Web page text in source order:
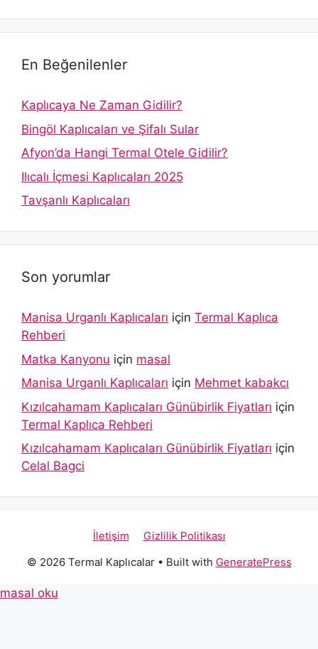
En Beğenilenler
Kaplıcaya Ne Zaman Gidilir?
Bingöl Kaplıcaları ve Şifalı Sular
Afyon’da Hangi Termal Otele Gidilir?
Ilıcalı İçmesi Kaplıcaları 2025
Tavşanlı Kaplıcaları
Son yorumlar
Manisa Urganlı Kaplıcaları için Termal Kaplıca
Rehberi
Matka Kanyonu için masal
Manisa Urganlı Kaplıcaları için Mehmet kabakcı
Kızılcahamam Kaplıcaları Günübirlik Fiyatları için
Termal Kaplıca Rehberi
Kızılcahamam Kaplıcaları Günübirlik Fiyatları için
Celal Bagci
İletişim
Gizlilik Politikası
© 2026 Termal Kaplıcalar• Built with GeneratePress
masal oku